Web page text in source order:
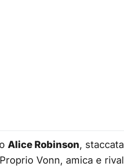
Alice Robinson,
Vonn, amica e